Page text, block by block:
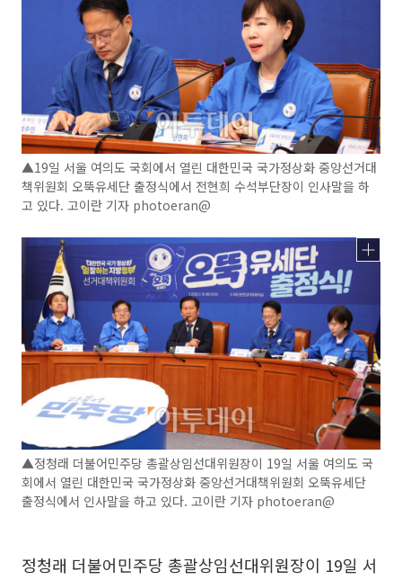
▲19일 서울 여의도 국회에서 열린 대한민국 국가정상화 중앙선거대
책위원회 오뚝유세단 출정식에서 전현희 수석부단장이 인사말을 하
고 있다. 고이란 기자 photoeran@
▲정청래 더불어민주당 총괄상임선대위원장이 19일 서울 여의도 국
회에서 열린 대한민국 국가정상화 중앙선거대책위원회 오뚝유세단
출정식에서 인사말을 하고 있다. 고이란 기자 photoeran@
정청래 더불어민주당 총괄상임선대위원장이 19일 서